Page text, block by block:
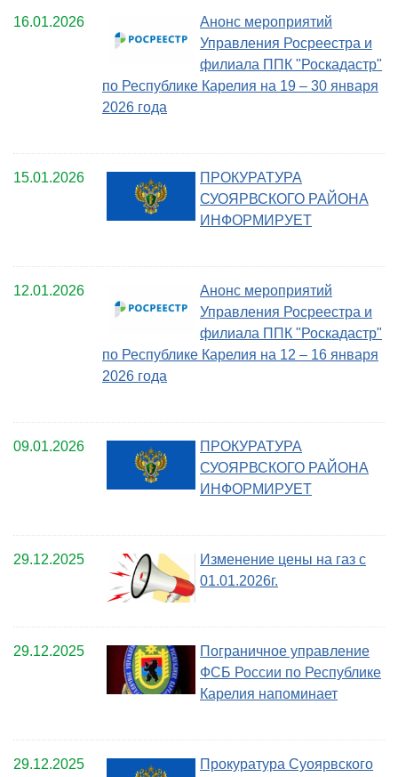
16.01.2026
Анонс мероприятий
Управления Росреестра и
филиала ППК "Роскадастр"
по Республике Карелия на 19 – 30 января
2026 года
15.01.2026
ПРОКУРАТУРА
СУОЯРВСКОГО РАЙОНА
ИНФОРМИРУЕТ
12.01.2026
Анонс мероприятий
Управления Росреестра и
филиала ППК "Роскадастр"
по Республике Карелия на 12 – 16 января
2026 года
09.01.2026
ПРОКУРАТУРА
СУОЯРВСКОГО РАЙОНА
ИНФОРМИРУЕТ
29.12.2025
Изменение цены на газ с
01.01.2026г.
29.12.2025
Пограничное управление
ФСБ России по Республике
Карелия напоминает
29.12.2025 Прокуратура Суоярвского